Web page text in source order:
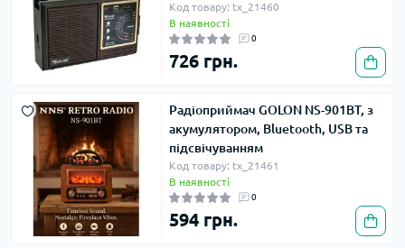
Код товару: tx_21460
В наявності
0
726 грн.
Радіоприймач GOLON NS-901BT, з
акумулятором, Bluetooth, USB та
підсвічуванням
Код товару: tx_21461
В наявності
0
594 грн.